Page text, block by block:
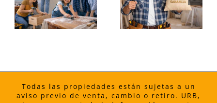
en el South
Side de
Chicago
$5.7B
impulsa el
valor de la
Todas las propiedades están sujetas a un
aviso previo de venta, cambio o retiro. URB,